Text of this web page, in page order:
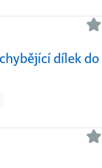
dílek do